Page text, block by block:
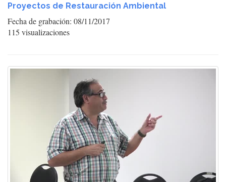
Proyectos de Restauración Ambiental
Fecha de grabación: 08/11/2017
115 visualizaciones